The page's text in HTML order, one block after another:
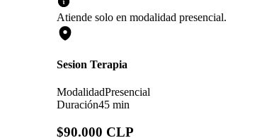
Atiende solo en modalidad presencial.
Sesion Terapia
ModalidadPresencial
Duración45 min
$90.000 CLP